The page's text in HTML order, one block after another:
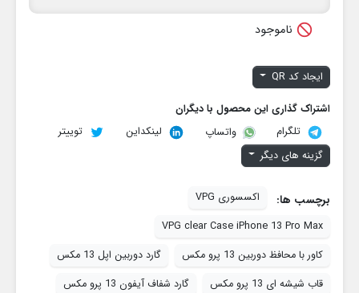
 ناموجود
ایجاد کد QR
اشتراک گذاری این محصول با دیگران
تلگرام
واتساپ لینکداین
توییتر
گزینه های دیگر
برچسب ها:
اکسسوری VPG
VPG clear Case iPhone 13 Pro Max
کاور با محافظ دوربین 13 پرو مکس
گارد دوربین اپل 13 مکس
قاب شیشه ای 13 پرو مکس
گارد شفاف آیفون 13 پرو مکس